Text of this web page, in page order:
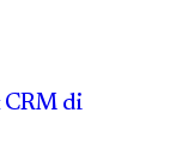
CRM di